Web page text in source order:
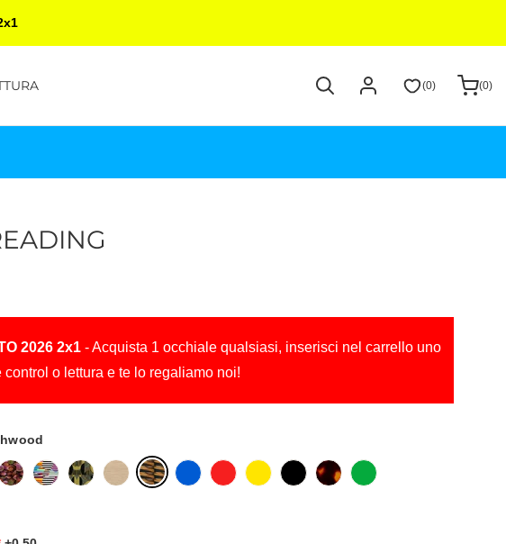
Cerca Accedi (0)
0
(0)
0
2026 2x1 - Acquista 1 occhiale qualsiasi, inserisci nel carrello uno
control o lettura e te lo regaliamo noi!